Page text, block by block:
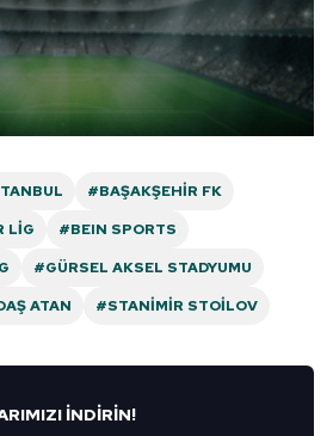
#BAŞAKŞEHIR FK
LIG
#BEIN SPORTS
#GÜRSEL AKSEL STADYUMU
ATAN #STANIMIR STOILOV
İNDİRİN!